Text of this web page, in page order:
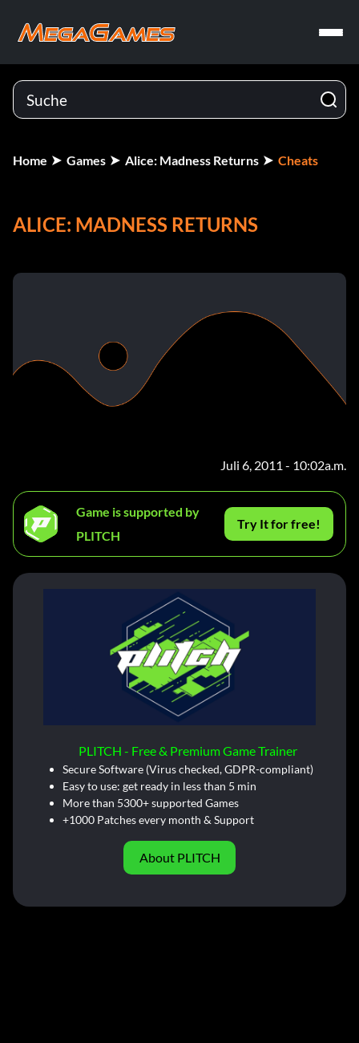
Home Games Alice: Madness Returns Cheats
ALICE: MADNESS RETURNS
Juli 6, 2011 - 10:02a.m.
Game is supported by
PLITCH
Try It for free!
PLITCH - Free & Premium Game Trainer
Secure Software (Virus checked, GDPR-compliant)
Easy to use: get ready in less than 5 min
More than 5300+ supported Games
+1000 Patches every month & Support
About PLITCH